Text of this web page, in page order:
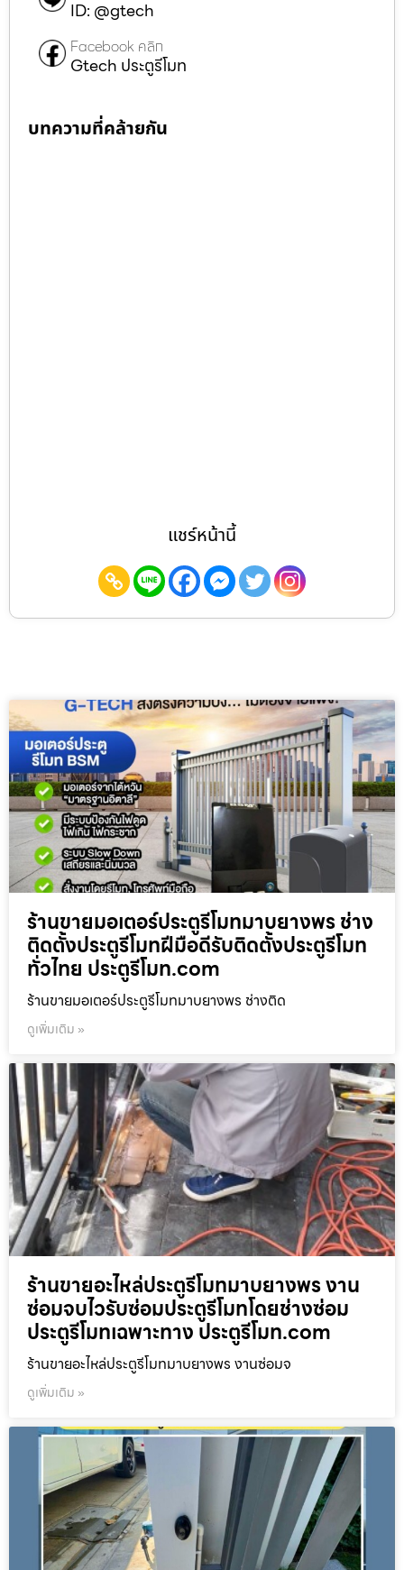
ID: @gtech
Facebook คลิก
Gtech ประตูรีโมท
บทความที่คล้ายกัน
แชร์หน้านี้
ร้านขายมอเตอร์ประตูรีโมทมาบยางพร ช่าง
ติดตั้งประตูรีโมทฝีมือดีรับติดตั้งประตูรีโมท
ทั่วไทย ประตูรีโมท.com
ร้านขายมอเตอร์ประตูรีโมทมาบยางพร ช่างติด
ดูเพิ่มเติม »
ร้านขายอะไหล่ประตูรีโมทมาบยางพร งาน
ซ่อมจบไวรับซ่อมประตูรีโมทโดยช่างซ่อม
ประตูรีโมทเฉพาะทาง ประตูรีโมท.com
ร้านขายอะไหล่ประตูรีโมทมาบยางพร งานซ่อมจ
ดูเพิ่มเติม »